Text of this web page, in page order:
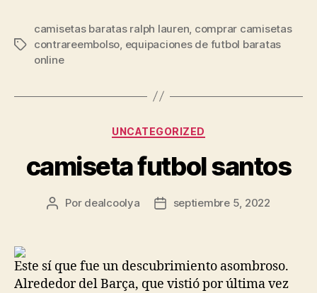
Etiquetas
camisetas baratas ralph lauren comprar camisetas
contrareembolso equipaciones de futbol baratas
online
Categorías
UNCATEGORIZED
camiseta futbol santos
Autor
Por dealcoolya
Fechaseptiembre 5, 2022
Este sí que fue un descubrimiento asombroso.
Alrededor del Barça, que vistió por última vez